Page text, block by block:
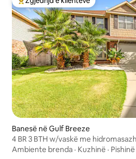
Më të mirat e zgjedhjeve të klientëve
Banesë në Gulf Breeze
4 BR 3 BTH w/vaskë me hidromasazh 4 krevate DOPIO 2
krevate dopio
Ambiente brenda · Kuzhinë · Pishinë